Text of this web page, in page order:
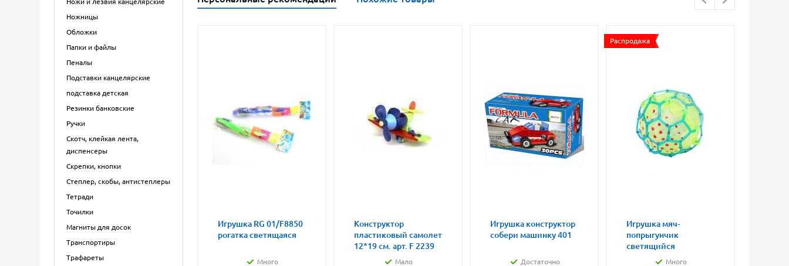
Ножницы
Обложки
Папки и файлы
Пеналы
Подставки канцелярские
подставка детская
Резинки банковские
Ручки
Скотч, клейкая лента,
диспенсеры
Скрепки, кнопки
Степлер, скобы, антистеплеры
Тетради
Точилки
Магниты для досок
Транспортиры
Трафареты
Игрушка RG 01/F8850
рогатка светящаяся
Много
Конструктор
пластиковый самолет
12*19 см. арт. F 2239
Мало
Игрушка конструктор
собери машинку 401
Достаточно
Распродажа
Игрушка мяч-
попрыгунчик
светящийся
Много